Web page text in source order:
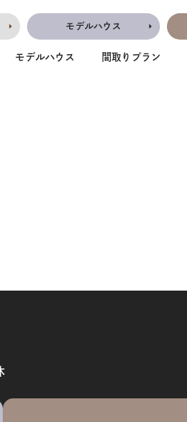
モデルハウス
モデルハウス 間取りプラン